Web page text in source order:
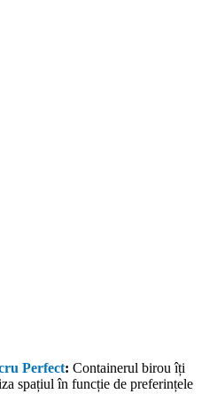
Perfect: Containerul birou îți
spațiul în funcție de preferințele